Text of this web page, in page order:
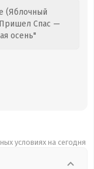
(Яблочный
Спас —
осень"
условиях на сегодня